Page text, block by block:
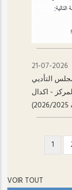
21-07-2026
التأديي
بالكلية المركز - اکدال
PAGINATIONPage
1
VOIR TOUT